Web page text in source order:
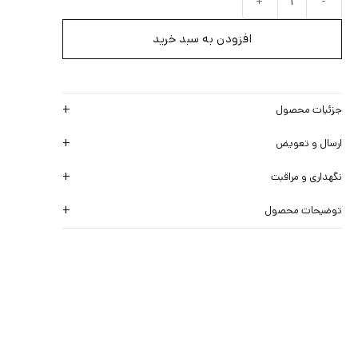
افزودن به سبد خرید
جزئیات محصول
ارسال و تعویض
نگهداری و مراقبت
توضیحات محصول